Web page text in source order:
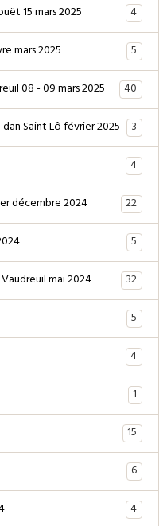
15 mars 2025
4
mars 2025
5
08 - 09 mars 2025
40
Saint Lô février 2025 3
4
décembre 2024
22
5
mai 2024
32
5
4
1
15
6
4